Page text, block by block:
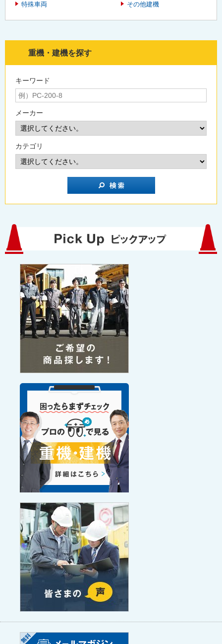
特殊車両 その他建機
重機・建機を探す
キーワード
メーカー
カテゴリ